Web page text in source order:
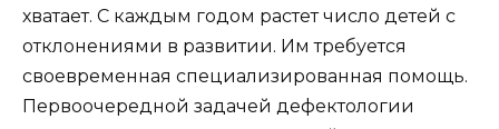
хватает. С каждым годом растет число детей с
отклонениями в развитии. Им требуется
своевременная специализированная помощь.
Первоочередной задачей дефектологии